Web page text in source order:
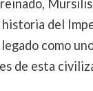
reinado,
historia del
como
de esta